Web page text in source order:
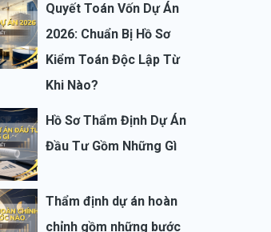
Quyết Toán Vốn Dự Án
2026: Chuẩn Bị Hồ Sơ
Kiểm Toán Độc Lập Từ
Khi Nào?
Hồ Sơ Thẩm Định Dự Án
Đầu Tư Gồm Những Gì
Thẩm định dự án hoàn
chỉnh gồm những bước